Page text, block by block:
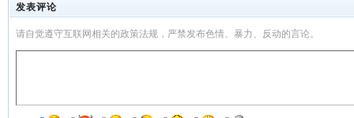
发表评论
请自觉遵守互联网相关的政策法规，严禁发布色情、暴力、反动的言论。